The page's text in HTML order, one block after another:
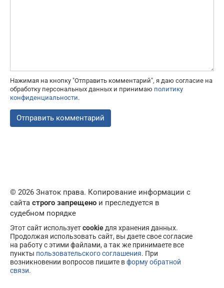
Нажимая на кнопку "Отправить комментарий", я даю согласие на
обработку персональных данных и принимаю политику
конфиденциальности.
© 2026 Знаток права. Копирование информации с
сайта строго запрещено и преследуется в
судебном порядке
Этот сайт используетcookie для хранения данных.
Продолжая использовать сайт, вы даете свое согласие
на работу с этими файлами, а так же принимаете все
пункты пользовательского соглашения. При
возникновении вопросов пишите вформу обратной
связи.